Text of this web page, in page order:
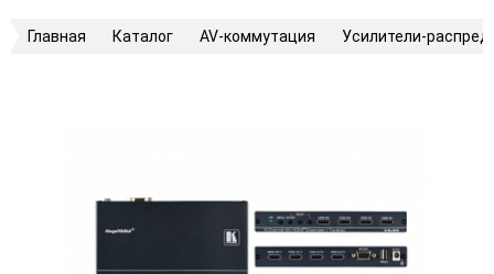
Главная Каталог AV-коммутация Усилители-